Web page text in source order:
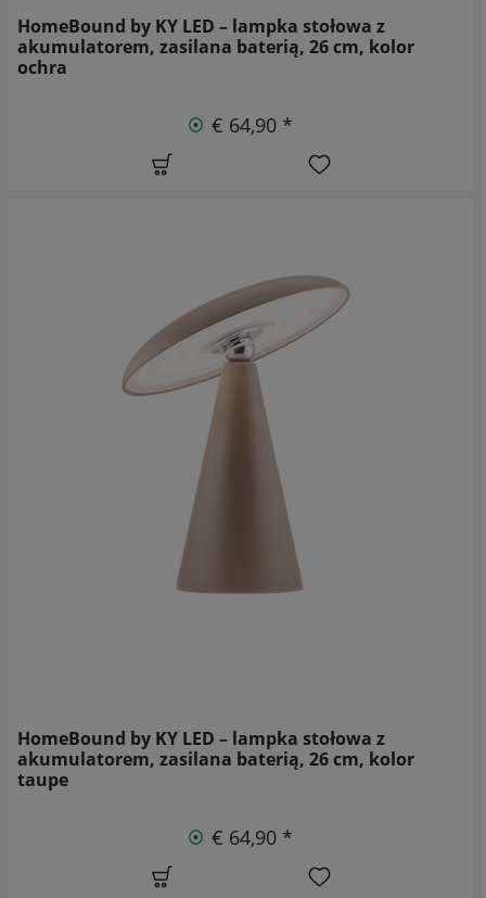
HomeBound by KY LED – lampka stołowa z
akumulatorem, zasilana baterią, 26 cm, kolor
ochra
€ 64,90 *
HomeBound by KY LED – lampka stołowa z
akumulatorem, zasilana baterią, 26 cm, kolor
taupe
€ 64,90 *